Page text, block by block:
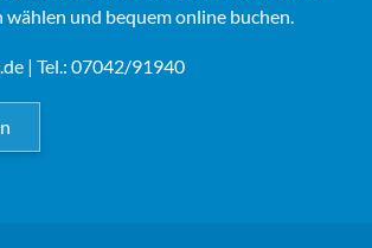
und bequem online buchen.
| Tel.: 07042/91940